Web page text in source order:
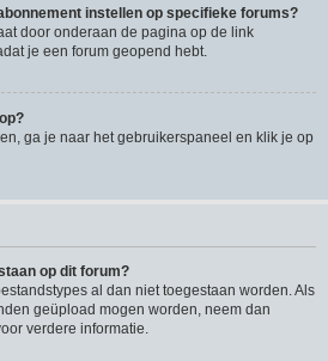
instellen op specifieke forums?
door onderaan de pagina op de link
je een forum geopend hebt.
ga je naar het gebruikerspaneel en klik je op
op dit forum?
al dan niet toegestaan worden. Als
geüpload mogen worden, neem dan
verdere informatie.